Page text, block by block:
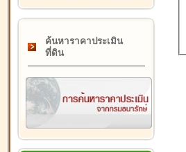
ค้นหาราคาประเมิน
ที่ดิน